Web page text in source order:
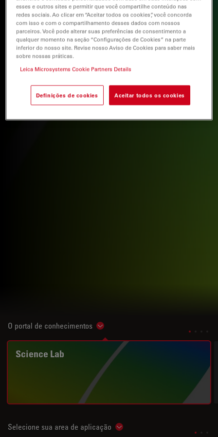
O portal de conhecimentos Show subnavigation
Science Lab
Selecione sua area de aplicação Show subnavigation
esses e outros sites e permitir que você compartilhe conteúdo nas
redes sociais. Ao clicar em “Aceitar todos os cookies”, você concorda
com isso e com o compartilhamento desses dados com nossos
parceiros. Você pode alterar suas preferências de consentimento a
qualquer momento na seção “Configurações de Cookies” na parte
inferior do nosso site. Revise nosso Aviso de Cookies para saber mais
sobre nossas práticas.
Leica Microsystems Cookie Partners Details
Definições de cookies Aceitar todos os cookies